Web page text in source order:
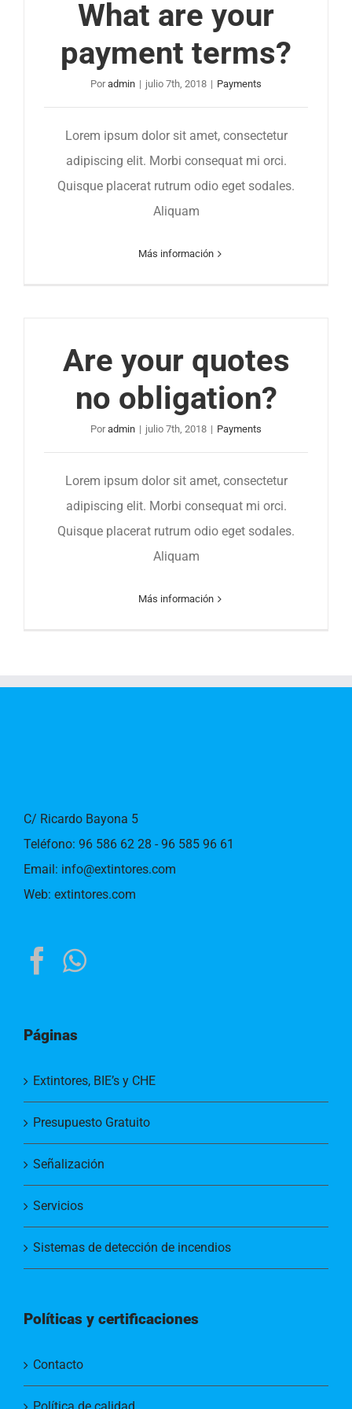
What are your
payment terms?
Poradmin | julio 7th, 2018 | Payments
Lorem ipsum dolor sit amet, consectetur
adipiscing elit. Morbi consequat mi orci.
Quisque placerat rutrum odio eget sodales.
Aliquam
Más información
Are your quotes
no obligation?
Poradmin | julio 7th, 2018 | Payments
Lorem ipsum dolor sit amet, consectetur
adipiscing elit. Morbi consequat mi orci.
Quisque placerat rutrum odio eget sodales.
Aliquam
Más información
C/ Ricardo Bayona 5
Teléfono: 96 586 62 28 - 96 585 96 61
Email: info@extintores.com
Web: extintores.com
Páginas
Extintores, BIE’s y CHE
Presupuesto Gratuito
Señalización
Servicios
Sistemas de detección de incendios
Políticas y certificaciones
Contacto